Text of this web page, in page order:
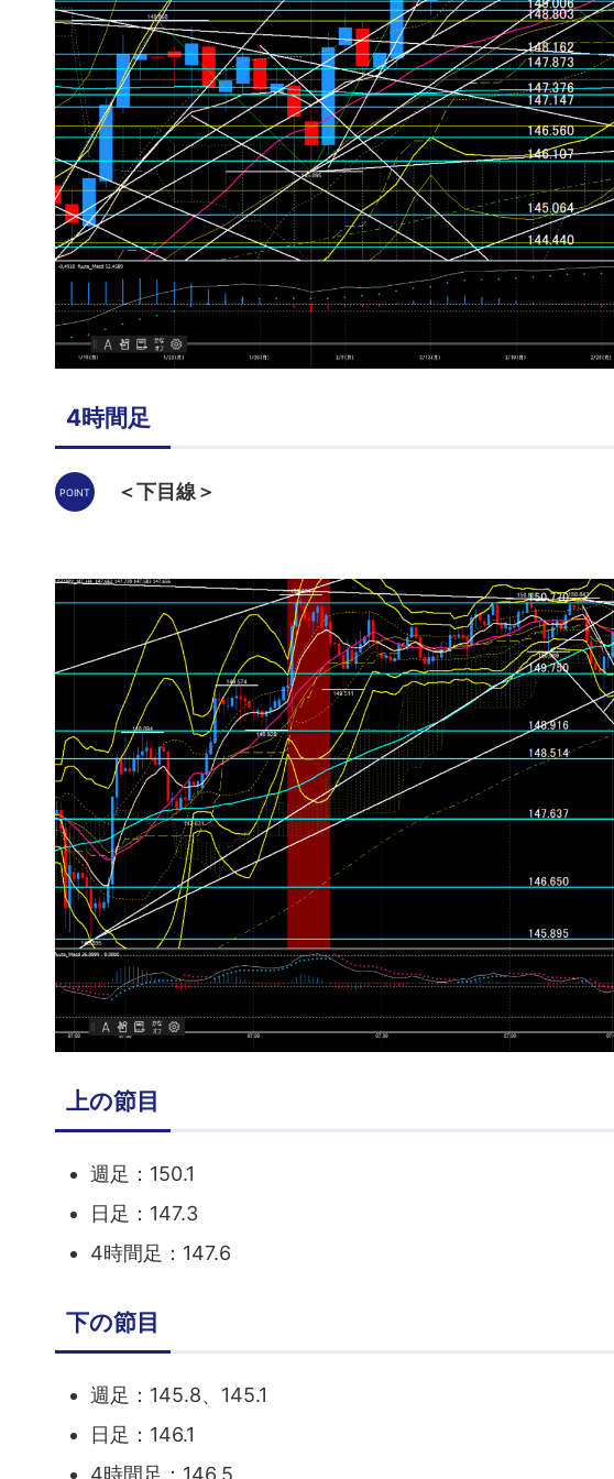
4時間足
＜下目線＞
上の節目
週足：150.1
日足：147.3
4時間足：147.6
下の節目
週足：145.8、145.1
日足：146.1
4時間足：146.5